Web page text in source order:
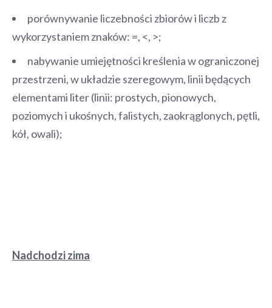
porównywanie liczebności zbiorów i liczb z
wykorzystaniem znaków: =, <, >;
nabywanie umiejętności kreślenia w ograniczonej
przestrzeni, w układzie szeregowym, linii będących
elementami liter (linii: prostych, pionowych,
poziomych i ukośnych, falistych, zaokrąglonych, pętli,
kół, owali);
Nadchodzi zima